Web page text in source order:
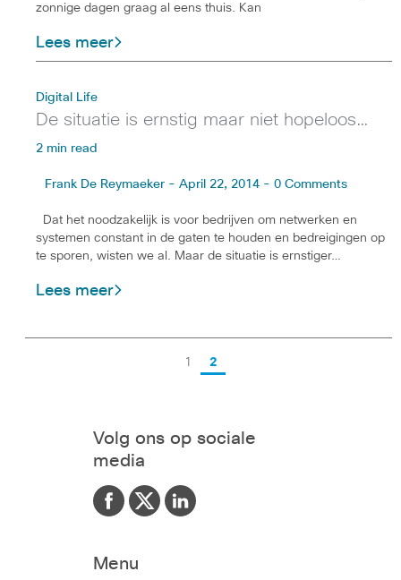
zonnige dagen graag al eens thuis. Kan
Lees meer
Digital Life
De situatie is ernstig maar niet hopeloos…
2 min read
Frank De Reymaeker - April 22, 2014 - 0 Comments
Dat het noodzakelijk is voor bedrijven om netwerken en
systemen constant in de gaten te houden en bedreigingen op
te sporen, wisten we al. Maar de situatie is ernstiger…
Lees meer
1 2
Volg ons op sociale
media
Menu